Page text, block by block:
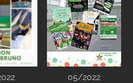
05/2022